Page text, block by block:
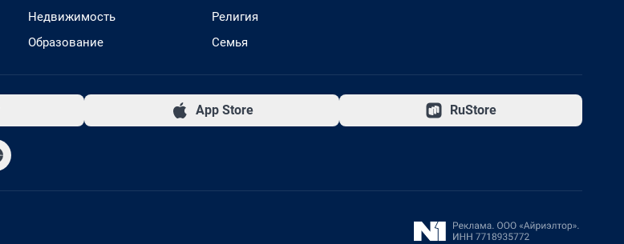
Недвижимость
Образование
Религия
Семья
App Store RuStore